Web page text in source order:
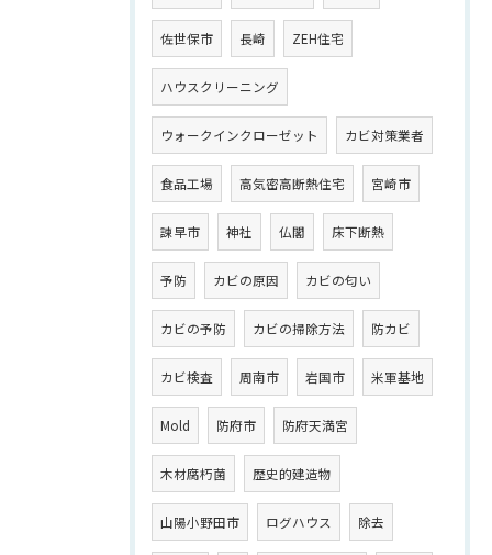
佐世保市 長崎 ZEH住宅
ハウスクリーニング
ウォークインクローゼット カビ対策業者
食品工場 高気密高断熱住宅 宮崎市
諫早市 神社 仏閣 床下断熱
予防 カビの原因 カビの匂い
カビの予防 カビの掃除方法 防カビ
カビ検査 周南市 岩国市 米軍基地
Mold 防府市 防府天満宮
木材腐朽菌 歴史的建造物
山陽小野田市 ログハウス 除去